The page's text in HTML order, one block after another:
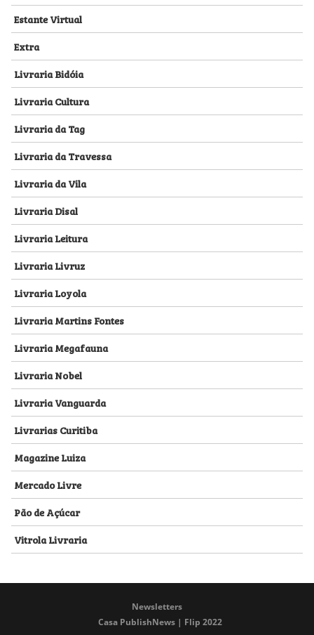
Estante Virtual
Extra
Livraria Bidóia
Livraria Cultura
Livraria da Tag
Livraria da Travessa
Livraria da Vila
Livraria Disal
Livraria Leitura
Livraria Livruz
Livraria Loyola
Livraria Martins Fontes
Livraria Megafauna
Livraria Nobel
Livraria Vanguarda
Livrarias Curitiba
Magazine Luiza
Mercado Livre
Pão de Açúcar
Vitrola Livraria
Newsletters
Casa PublishNews | Flip 2022